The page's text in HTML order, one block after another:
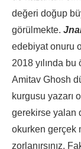
değeri doğup
görülmekte.
edebiyat onuru
2018 yılında bu
Amitav Ghosh
kurgusu yazarı
gerekirse yalan
okurken gerçek
zorlanırsınız.